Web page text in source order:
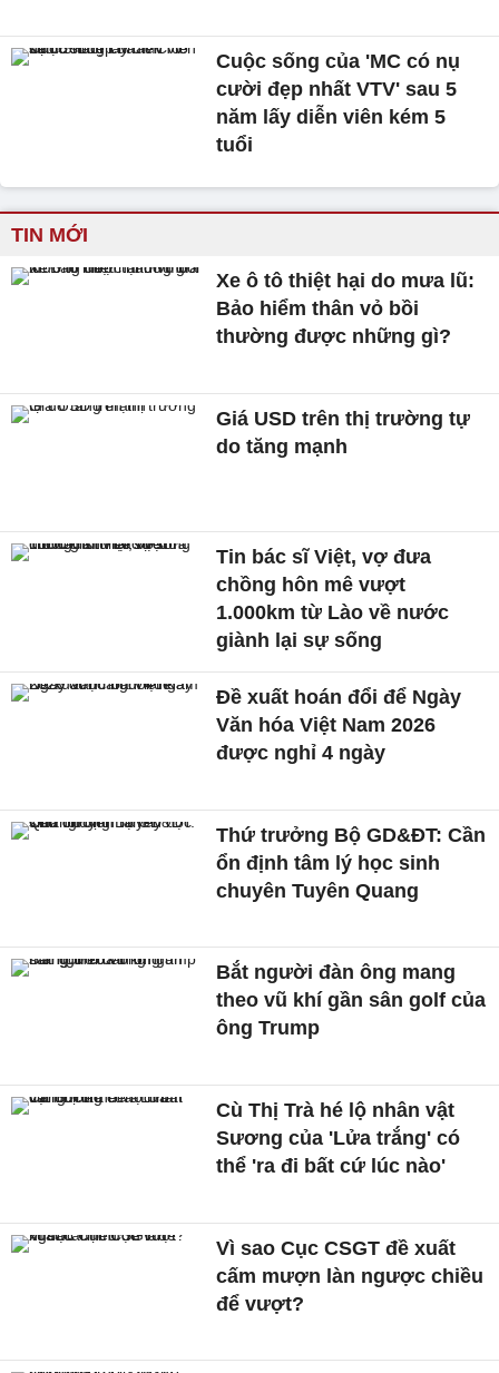
Cuộc sống của 'MC có nụ
cười đẹp nhất VTV' sau 5
năm lấy diễn viên kém 5
tuổi
TIN MỚI
Xe ô tô thiệt hại do mưa lũ:
Bảo hiểm thân vỏ bồi
thường được những gì?
Giá USD trên thị trường tự
do tăng mạnh
Tin bác sĩ Việt, vợ đưa
chồng hôn mê vượt
1.000km từ Lào về nước
giành lại sự sống
Đề xuất hoán đổi để Ngày
Văn hóa Việt Nam 2026
được nghỉ 4 ngày
Thứ trưởng Bộ GD&ĐT: Cần
ổn định tâm lý học sinh
chuyên Tuyên Quang
Bắt người đàn ông mang
theo vũ khí gần sân golf của
ông Trump
Cù Thị Trà hé lộ nhân vật
Sương của 'Lửa trắng' có
thể 'ra đi bất cứ lúc nào'
Vì sao Cục CSGT đề xuất
cấm mượn làn ngược chiều
để vượt?